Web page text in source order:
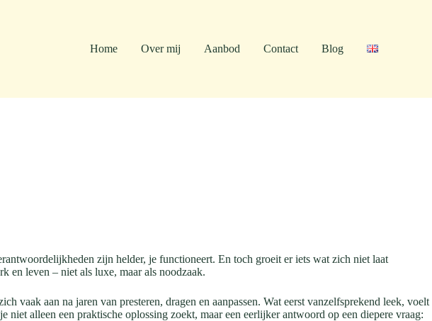
Home Over mij Aanbod Contact Blog
zijn helder, je functioneert. En toch groeit er iets wat zich niet laat
en leven – niet als luxe, maar als noodzaak.
vaak aan na jaren van presteren, dragen en aanpassen. Wat eerst vanzelfsprekend leek, voelt
alleen een praktische oplossing zoekt, maar een eerlijker antwoord op een diepere vraag: